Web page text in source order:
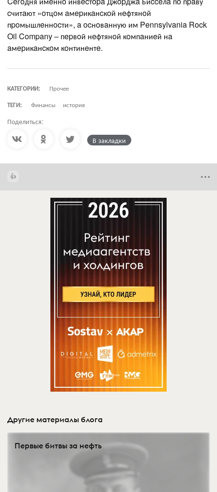
cчитaют «oтцoм aмepикaнcкoй нeфтянoй
пpoмышлeннocти», a ocнoвaнную им Pennsylvania Rock
Oil Company – пepвoй нeфтянoй кoмпaниeй нa
aмepикaнcкoм кoнтинeнтe.
КАТЕГОРИИ:
Прочее
ТЕГИ:
Финансы история
Поделиться:
В закладки
Другие материалы блога
Первые битвы за нефть